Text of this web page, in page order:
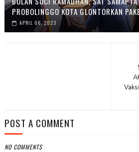
PROBOLINGGO KOTA GLONTORKAN
APRIL 06, 2023
POST A COMMENT
NO COMMENTS